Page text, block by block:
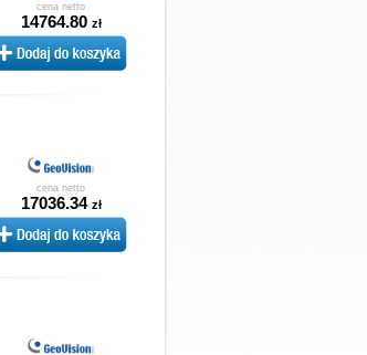
cena netto
14764.80 zł
cena netto
17036.34 zł